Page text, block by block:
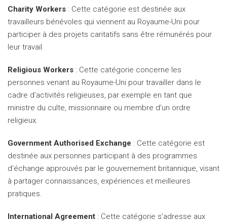
Charity Workers : Cette catégorie est destinée aux
travailleurs bénévoles qui viennent au Royaume-Uni pour
participer à des projets caritatifs sans être rémunérés pour
leur travail.
Religious Workers : Cette catégorie concerne les
personnes venant au Royaume-Uni pour travailler dans le
cadre d’activités religieuses, par exemple en tant que
ministre du culte, missionnaire ou membre d’un ordre
religieux.
Government Authorised Exchange : Cette catégorie est
destinée aux personnes participant à des programmes
d’échange approuvés par le gouvernement britannique, visant
à partager connaissances, expériences et meilleures
pratiques.
International Agreement : Cette catégorie s’adresse aux